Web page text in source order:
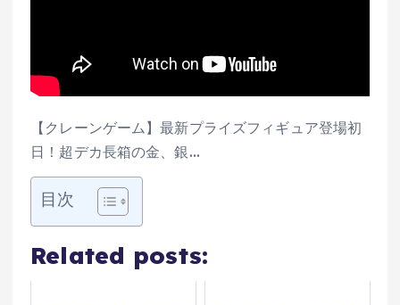
【クレーンゲーム】最新プライズフィギュア登場初
日！超デカ長箱の金、銀…
目次
Related posts: